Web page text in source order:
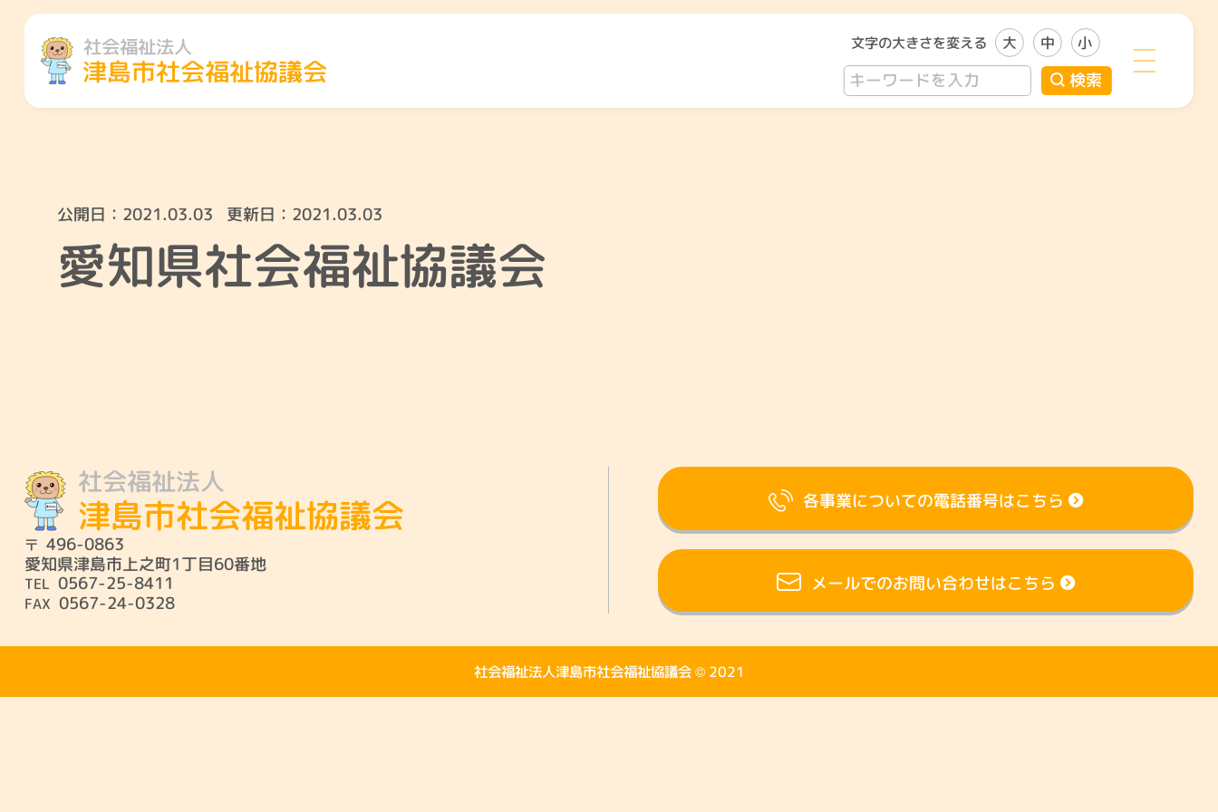
社会福祉法人
津島市社会福祉協議会
文字の大きさを変える 大 中 小
検索
社協とは・会員募集 津島市共同募金委員会 ボランティアセンター 災害ボランティアセンター 参加したい
公開日： 2021.03.03 更新日： 2021.03.03
愛知県社会福祉協議会
社会福祉法人
津島市社会福祉協議会
496-0863
愛知県津島市上之町1丁目60番地
0567-25-8411
0567-24-0328
各事業についての電話番号はこちら
メールでのお問い合わせはこちら
社会福祉法人津島市社会福祉協議会 © 2021